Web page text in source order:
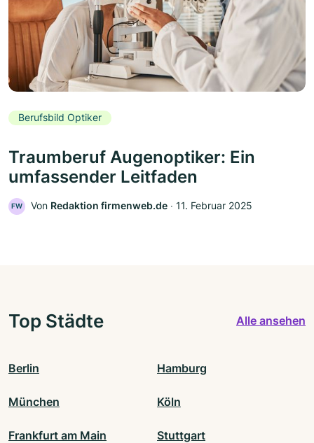
Berufsbild Optiker
Traumberuf Augenoptiker: Ein
umfassender Leitfaden
FW Von Redaktion firmenweb.de ‧ 11. Februar 2025
Top Städte Alle ansehen
Berlin Hamburg
München Köln
Frankfurt am Main Stuttgart